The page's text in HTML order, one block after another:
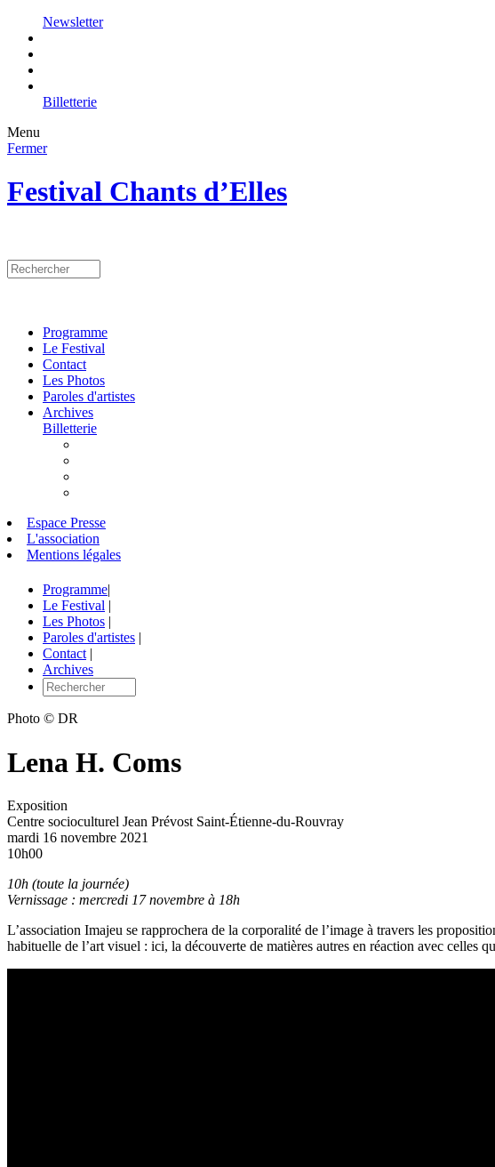
Newsletter
Billetterie
Menu
Fermer
Festival Chants d’Elles
Programme
Le Festival
Contact
Les Photos
Paroles d'artistes
Archives
Billetterie
Espace Presse
L'association
Mentions légales
Programme|
Le Festival |
Les Photos |
Paroles d'artistes |
Contact |
Archives
Photo © DR
Lena H. Coms
Exposition
Centre socioculturel Jean Prévost Saint-Étienne-du-Rouvray
mardi 16 novembre 2021
10h00
10h (toute la journée)
Vernissage : mercredi 17 novembre à 18h
L’association Imajeu se rapprochera de la corporalité de l’image à travers les
habituelle de l’art visuel : ici, la découverte de matières autres en réaction avec celles